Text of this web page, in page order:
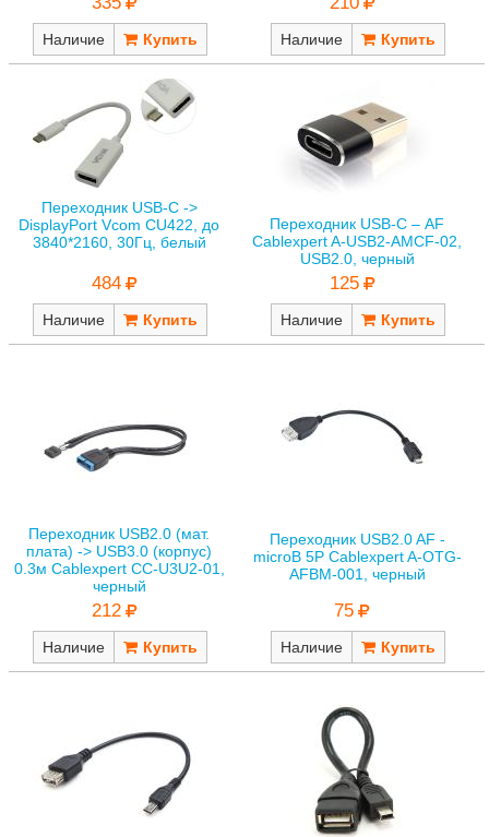
Наличие Наличие
Переходник USB-C ->
DisplayPort Vcom CU422, до
3840*2160, 30Гц, белый
484
Наличие
Переходник USB-С – AF
Cablexpert A-USB2-AMCF-02,
USB2.0, черный
125
Наличие
Переходник USB2.0 (мат.
плата) -> USB3.0 (корпус)
0.3м Cablexpert CC-U3U2-01,
черный
212
Наличие
Переходник USB2.0 AF -
microB 5P Cablexpert A-OTG-
AFBM-001, черный
75
Наличие